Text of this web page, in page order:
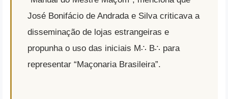
José Bonifácio de Andrada e Silva criticava a
disseminação de lojas estrangeiras e
propunha o uso das iniciais M∴ B∴ para
representar “Maçonaria Brasileira”.